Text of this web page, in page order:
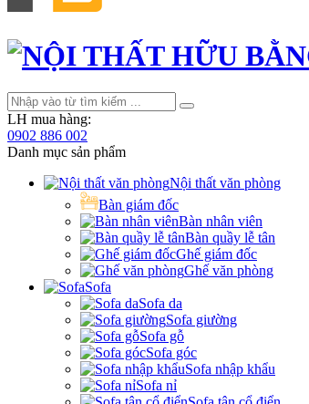
LH mua hàng:
0902 886 002
Danh mục sản phẩm
Nội thất văn phòng
Bàn giám đốc
Bàn nhân viên
Bàn quầy lễ tân
Ghế giám đốc
Ghế văn phòng
Sofa
Sofa da
Sofa giường
Sofa gỗ
Sofa góc
Sofa nhập khẩu
Sofa nỉ